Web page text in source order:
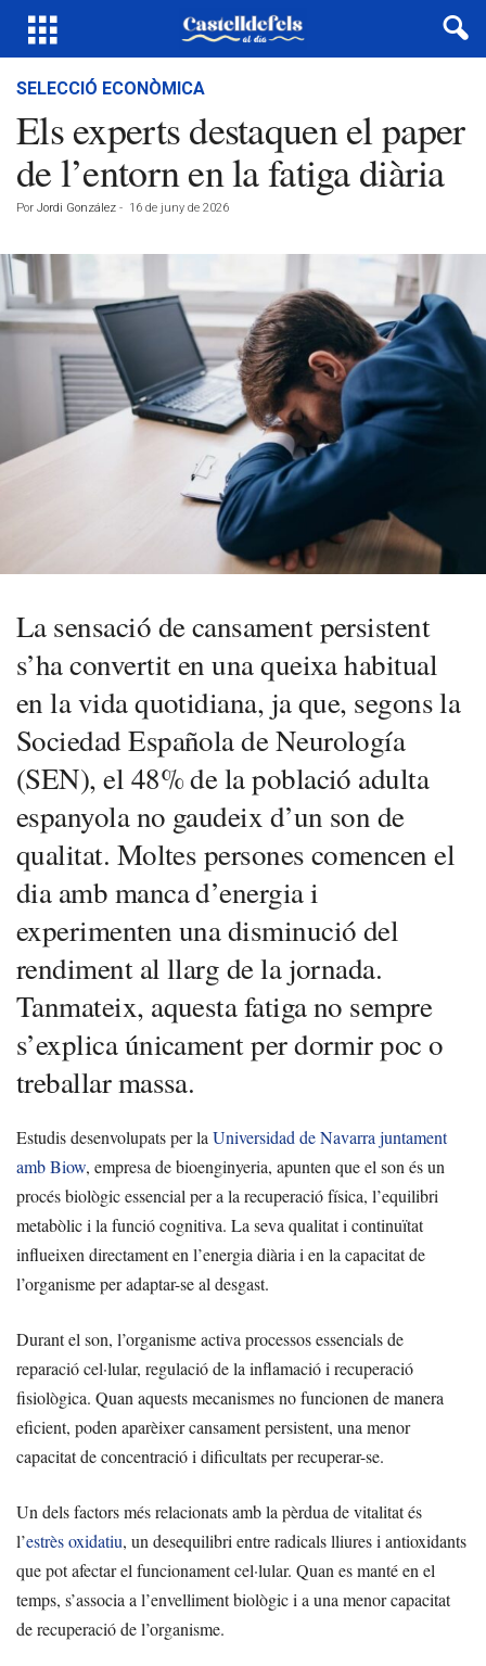
SELECCIÓ ECONÒMICA
Els experts destaquen el paper
de l’entorn en la fatiga diària
Por Jordi González - 16 de juny de 2026
La sensació de cansament persistent
s’ha convertit en una queixa habitual
en la vida quotidiana, ja que, segons la
Sociedad Española de Neurología
(SEN), el 48% de la població adulta
espanyola no gaudeix d’un son de
qualitat. Moltes persones comencen el
dia amb manca d’energia i
experimenten una disminució del
rendiment al llarg de la jornada.
Tanmateix, aquesta fatiga no sempre
s’explica únicament per dormir poc o
treballar massa.
Estudis desenvolupats per laUniversidad de Navarra juntament
amb Biow, empresa de bioenginyeria, apunten que el son és un
procés biològic essencial per a la recuperació física, l’equilibri
metabòlic i la funció cognitiva. La seva qualitat i continuïtat
influeixen directament en l’energia diària i en la capacitat de
l’organisme per adaptar-se al desgast.
Durant el son, l’organisme activa processos essencials de
reparació cel·lular, regulació de la inflamació i recuperació
fisiològica. Quan aquests mecanismes no funcionen de manera
eficient, poden aparèixer cansament persistent, una menor
capacitat de concentració i dificultats per recuperar-se.
Un dels factors més relacionats amb la pèrdua de vitalitat és
l’estrès oxidatiu, un desequilibri entre radicals lliures i antioxidants
que pot afectar el funcionament cel·lular. Quan es manté en el
temps, s’associa a l’envelliment biològic i a una menor capacitat
de recuperació de l’organisme.